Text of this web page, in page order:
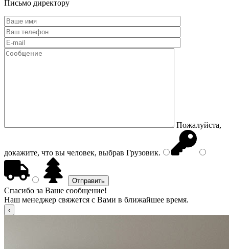
Письмо директору
Пожалуйста,
докажите, что вы человек, выбрав Грузовик.
Спасибо за Ваше сообщение!
Наш менеджер свяжется с Вами в ближайшее время.